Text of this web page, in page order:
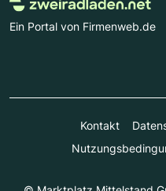
Ein Portal von Firmenweb.de
Kontakt